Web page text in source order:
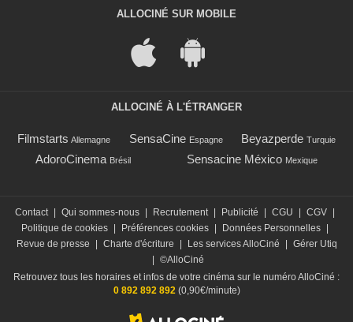
ALLOCINÉ SUR MOBILE
ALLOCINÉ À L'ÉTRANGER
Filmstarts Allemagne SensaCine Espagne Beyazperde Turquie
AdoroCinema Brésil Sensacine México Mexique
Contact | Qui sommes-nous | Recrutement | Publicité | CGU | CGV |
Politique de cookies | Préférences cookies | Données Personnelles |
Revue de presse
| Charte d'écriture | Les services AlloCiné | Gérer Utiq
| ©AlloCiné
Retrouvez tous les horaires et infos de votre cinéma sur le numéro AlloCiné :
0 892 892 892(0,90€/minute)